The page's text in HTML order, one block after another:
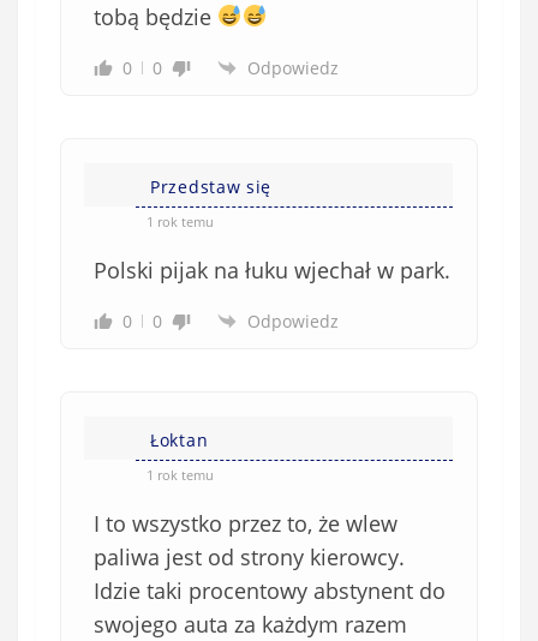
tobą będzie
0 0 Odpowiedz
Przedstaw się
1 rok temu
Polski pijak na łuku wjechał w park.
0 0 Odpowiedz
Łoktan
1 rok temu
I to wszystko przez to, że wlew
paliwa jest od strony kierowcy.
Idzie taki procentowy abstynent do
swojego auta za każdym razem